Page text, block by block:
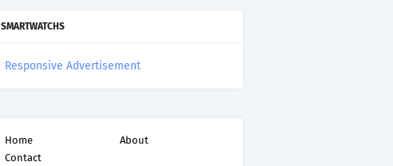
SMARTWATCHS
Responsive Advertisement
Home
About
Contact